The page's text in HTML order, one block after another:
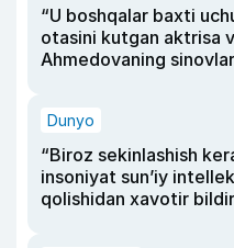
“U boshqalar baxti
otasini kutgan aktrisa
Ahmedovaning
Dunyo
“Biroz sekinlashish
insoniyat sun’iy
qolishidan xavotir